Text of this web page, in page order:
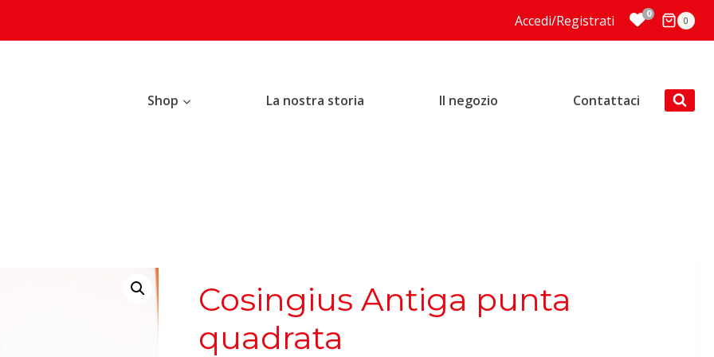
Accedi/Registrati 0
0
Shop La nostra storia Il negozio Contattaci
Cosingius Antiga punta
quadrata